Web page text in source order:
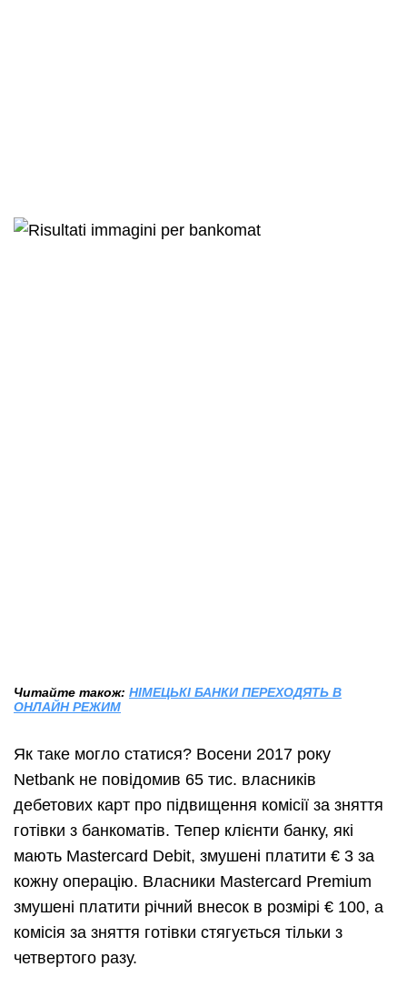
Читайте також: НІМЕЦЬКІ БАНКИ ПЕРЕХОДЯТЬ В
ОНЛАЙН РЕЖИМ
Як таке могло статися? Восени 2017 року
Netbank не повідомив 65 тис. власників
дебетових карт про підвищення комісії за зняття
готівки з банкоматів. Тепер клієнти банку, які
мають Mastercard Debit, змушені платити € 3 за
кожну операцію. Власники Mastercard Premium
змушені платити річний внесок в розмірі € 100, а
комісія за зняття готівки стягується тільки з
четвертого разу.